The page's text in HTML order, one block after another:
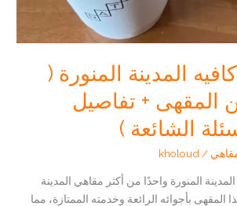
المدينة المنورة (
المقهى + تفاصيل
الشائعة )
/
kholoud
المنورة واحدًا من أكثر مقاهي المدينة
المقهى بأجوائه الرائعة وخدمته الممتازة، مما